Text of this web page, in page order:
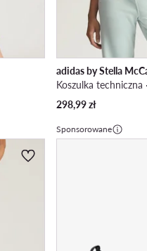
adidas by Stella
Koszulka techniczna
298,99zł
Sponsorowane